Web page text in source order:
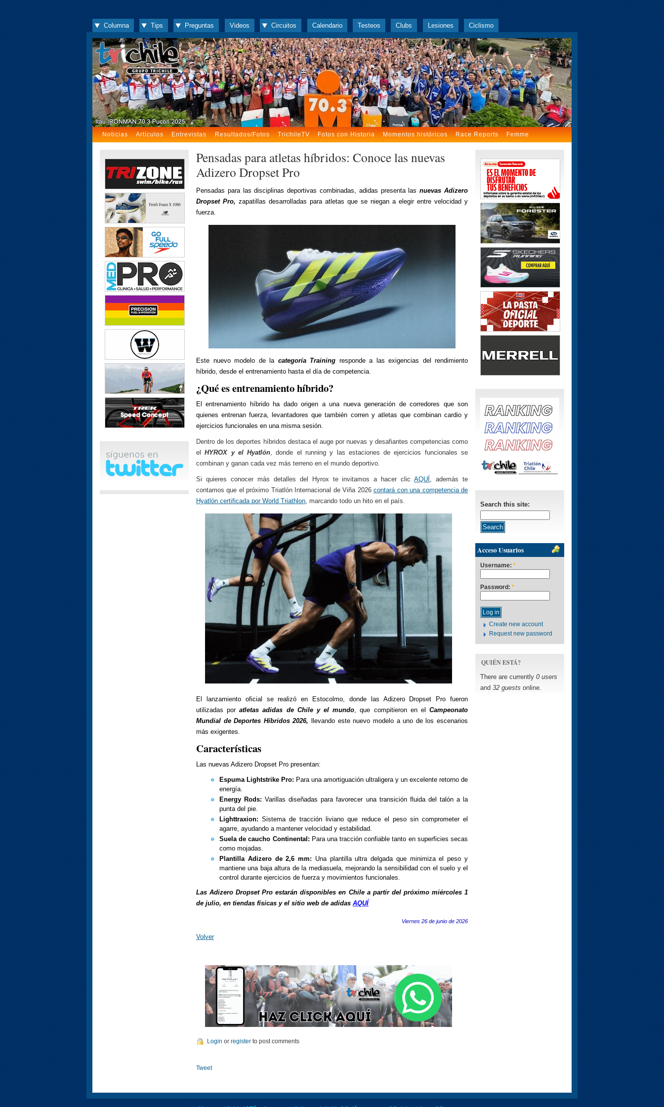
Columna Tips Preguntas Videos Circuitos Calendario Testeos Clubs Lesiones Ciclismo
Noticias Artículos Entrevistas Resultados/Fotos TrichileTV Fotos con Historia Momentos históricos Race Reports Femme
Pensadas para atletas híbridos: Conoce las nuevas
Adizero Dropset Pro
Pensadas para las disciplinas deportivas combinadas, adidas presenta lasnuevas Adizero
Dropset Pro, zapatillas desarrolladas para atletas que se niegan a elegir entre velocidad y
fuerza.
Este nuevo modelo de la categoría Training responde a las exigencias del rendimiento
híbrido, desde el entrenamiento hasta el día de competencia.
¿Qué es entrenamiento híbrido?
El entrenamiento híbrido ha dado origen a una nueva generación de corredores que son
quienes entrenan fuerza, levantadores que también corren y atletas que combinan cardio y
ejercicios funcionales en una misma sesión.
Dentro de los deportes híbridos destaca el auge por nuevas y desafiantes competencias como
elHYROX y el Hyatlón, donde el running y las estaciones de ejercicios funcionales se
combinan y ganan cada vez más terreno en el mundo deportivo.
Si quieres conocer más detalles del Hyrox te invitamos a hacer clicAQUÍ , además te
contamos que el próximo Triatlón Internacional de Viña 2026contará con una competencia de
Hyatlón certificada por World Triathlon, marcando todo un hito en el país.
El lanzamiento oficial se realizó en Estocolmo, donde las Adizero Dropset Pro fueron
utilizadas poratletas adidas de Chile y el mundo, que compitieron en elCampeonato
Mundial de Deportes Híbridos 2026, llevando este nuevo modelo a uno de los escenarios
más exigentes.
Características
Las nuevas Adizero Dropset Pro presentan:
Espuma Lightstrike Pro: Para una amortiguación ultraligera y un excelente retorno de
energía.
Energy Rods:Varillas diseñadas para favorecer una transición fluida del talón a la
punta del pie.
Lighttraxion:Sistema de tracción liviano que reduce el peso sin comprometer el
agarre, ayudando a mantener velocidad y estabilidad.
Suela de caucho Continental: Para una tracción confiable tanto en superficies secas
como mojadas.
Plantilla Adizero de 2,6 mm: Una plantilla ultra delgada que minimiza el peso y
mantiene una baja altura de la mediasuela, mejorando la sensibilidad con el suelo y el
control durante ejercicios de fuerza y movimientos funcionales.
Las Adizero Dropset Pro estarán disponibles en Chile a partir del próximo miércoles 1
de julio, en tiendas físicas y el sitio web de adidas AQUÍ
Viernes 26 de junio de 2026
Volver
Login or register to post comments
Tweet
Search this site:
Acceso Usuarios
Username: *
Password: *
Create new account
Request new password
QUIÉN ESTÁ?
There are currently 0 users
and 32 guests online.